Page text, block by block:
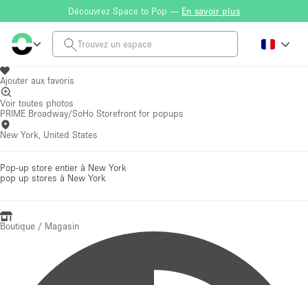
Découvrez Space to Pop — En savoir plus
Ajouter aux favoris
Voir toutes photos
PRIME Broadway/SoHo Storefront for popups
New York, United States
Pop-up store entier à New York
pop up stores à New York
Boutique / Magasin